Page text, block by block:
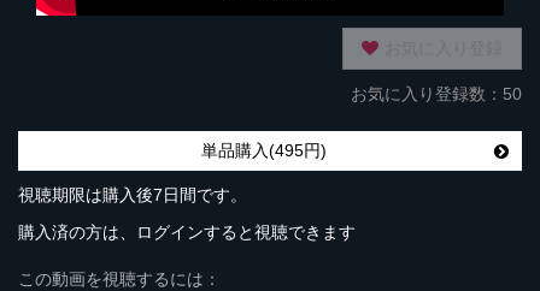
お気に入り登録数：50
単品購入(495円)
視聴期限は購入後7日間です。
購入済の方は、ログインすると視聴できます
この動画を視聴するには：